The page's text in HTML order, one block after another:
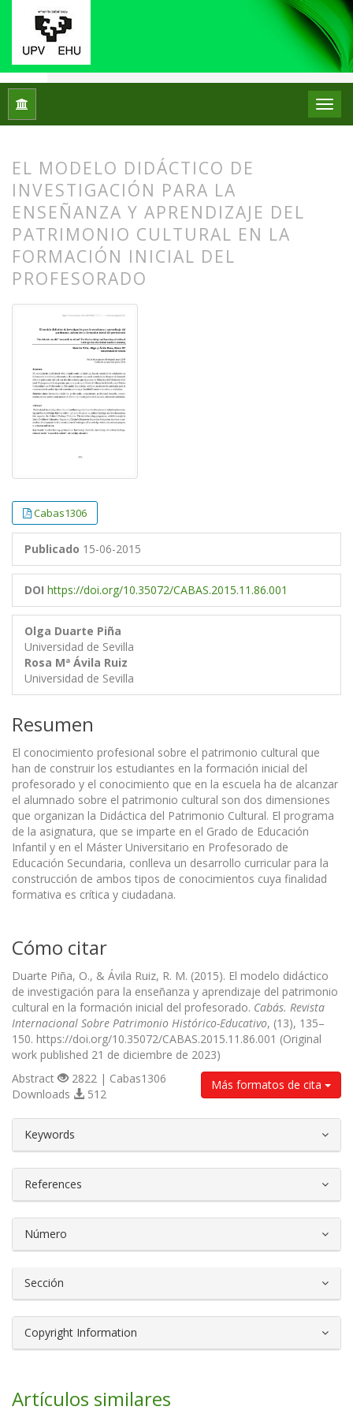
Inicio
EL MODELO DIDÁCTICO DE
INVESTIGACIÓN PARA LA
ENSEÑANZA Y APRENDIZAJE DEL
PATRIMONIO CULTURAL EN LA
FORMACIÓN INICIAL DEL
PROFESORADO
Cabas1306
Publicado 15-06-2015
DOI https://doi.org/10.35072/CABAS.2015.11.86.001
Olga Duarte Piña
Universidad de Sevilla
Rosa Mª Ávila Ruiz
Universidad de Sevilla
Resumen
El conocimiento profesional sobre el patrimonio cultural que
han de construir los estudiantes en la formación inicial del
profesorado y el conocimiento que en la escuela ha de alcanzar
el alumnado sobre el patrimonio cultural son dos dimensiones
que organizan la Didáctica del Patrimonio Cultural. El programa
de la asignatura, que se imparte en el Grado de Educación
Infantil y en el Máster Universitario en Profesorado de
Educación Secundaria, conlleva un desarrollo curricular para la
construcción de ambos tipos de conocimientos cuya finalidad
formativa es crítica y ciudadana.
Cómo citar
Duarte Piña, O., & Ávila Ruiz, R. M. (2015). El modelo didáctico
de investigación para la enseñanza y aprendizaje del patrimonio
cultural en la formación inicial del profesorado. Cabás. Revista
Internacional Sobre Patrimonio Histórico-Educativo, (13), 135–
150. https://doi.org/10.35072/CABAS.2015.11.86.001 (Original
work published 21 de diciembre de 2023)
Más formatos de cita
Abstract
2822 | Cabas1306
Downloads
512
Keywords
References
Número
Sección
Copyright Information
Artículos similares